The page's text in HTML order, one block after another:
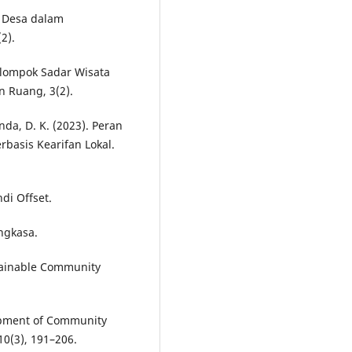
dalam
Sadar Wisata
Ruang, 3(2).
D. K. (2023). Peran
Kearifan Lokal.
Offset.
Community
of Community
191–206.